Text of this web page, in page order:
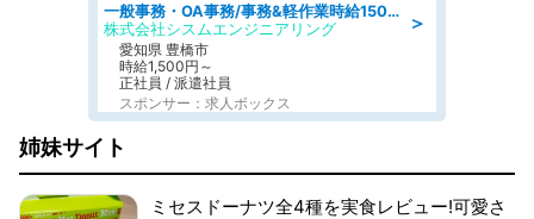
＞
一般事務・OA事務/事務&軽作業時給1500円土日祝休み各種社保完備
株式会社シスムエンジニアリング
愛知県 豊橋市
時給1,500円～
正社員 / 派遣社員
スポンサー：求人ボックス
姉妹サイト
ミセスドーナツ全4種を実食レビュー!可愛さ